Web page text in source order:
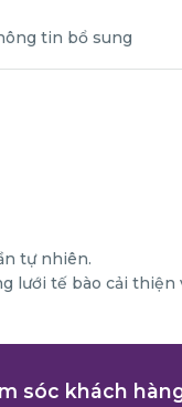
tin bổ sung
tự nhiên.
lưới tế bào cải thiện
sóc khách